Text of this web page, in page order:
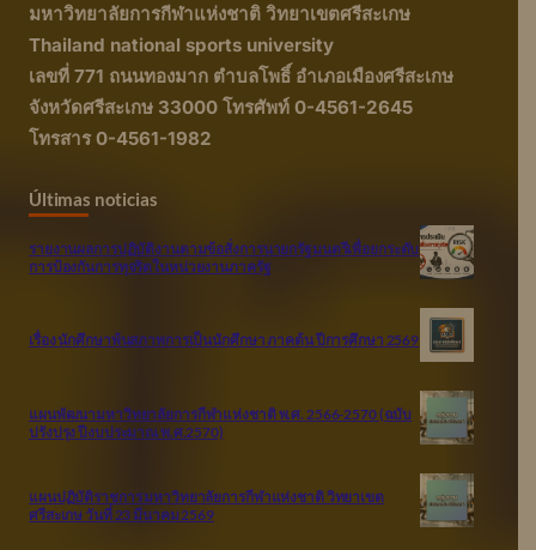
มหาวิทยาลัยการกีฬาแห่งชาติ วิทยาเขตศรีสะเกษ
Thailand national sports university
เลขที่ 771 ถนนทองมาก ตำบลโพธิ์ อำเภอเมืองศรีสะเกษ
จังหวัดศรีสะเกษ 33000 โทรศัพท์ 0-4561-2645
โทรสาร 0-4561-1982
Últimas noticias
รายงานผลการปฏิบัติงานตามข้อสั่งการนายกรัฐมนตรีเพื่อยกระดับ
การป้องกันการทุจริตในหน่วยงานภาครัฐ
เรื่อง นักศึกษาพ้นสภาพการเป็นนักศึกษา ภาคต้น ปีการศึกษา 2569
แผนพัฒนามหาวิทยาลัยการกีฬาแห่งชาติ พ.ศ. 2566-2570 (ฉบับ
ปรังปรุง ปีงบประมาณ พ.ศ.2570)
แผนปฏิบัติราชการ มหาวิทยาลัยการกีฬาแห่งชาติ วิทยาเขต
ศรีสะเกษ วันที่ 23 มีนาคม 2569